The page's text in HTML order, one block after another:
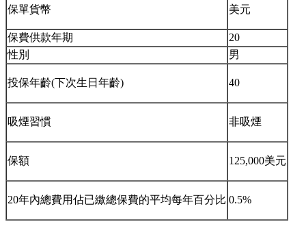
保單貨幣 美元
保費供款年期
20
性別
男
投保年齡(下次生日年齡) 40
吸煙習慣 非吸煙
保額 125,000美元
20年內總費用佔已繳總保費的平均每年百分比 0.5%